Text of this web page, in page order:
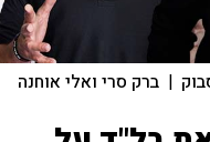
| ברק סרי ואלי אוחנה